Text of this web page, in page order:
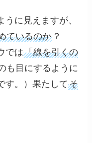
に見えますが、
ているのか ？
では「線を引くの
も目にするように
す。）果たしてそ